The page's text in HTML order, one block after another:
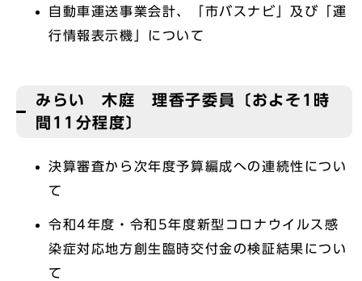
自動車運送事業会計、「市バスナビ」及び「運
行情報表示機」について
みらい 木庭 理香子委員〔およそ1時
間11分程度〕
決算審査から次年度予算編成への連続性につい
て
令和4年度・令和5年度新型コロナウイルス感
染症対応地方創生臨時交付金の検証結果につい
て